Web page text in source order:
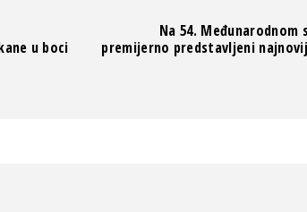
u boci
Na 54.
premijerno predstavljeni